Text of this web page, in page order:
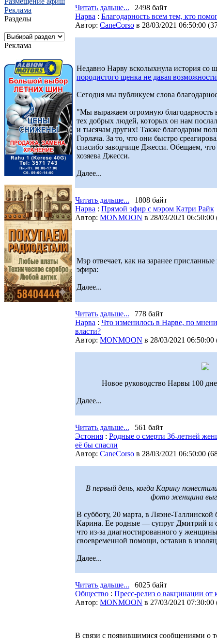
Реклама
Разделы
Реклама
Читать дальше... | 2498 байт
Нарва : Благодарность всем тем, кто
Автор: CaneCorso в 28/03/2021 06:50:00 (
Недавно Нарву всколыхнула история со
породистого щенка не давая
Сегодня мы публикуем слова
"Мы выражаем огромную благодарность
тех добрых людей, которых он нам
и тысячам других! Также благодарим
Горлача. За то, что они быстро
спасибо заводчице Джесси. Обещаем,
хозяева Джесси.
Далее...
Читать дальше... | 1808 байт
Нарва : Прямой эфир с мэром Катри Райк
Автор: MONMOON в 28/03/2021 06:50:00
Мэр отвечает, как на заранее
эфира:
Далее...
Читать дальше... | 778 байт
Нарва : Что изменилось в Нарве, по
власти?
Автор: MONMOON в 28/03/2021 06:50:00
Новое руководство Нарвы 100
Далее...
Читать дальше... | 561 байт
Эстония : Родные о смерти 36-летней
её бы спасли
Автор: CaneCorso в 28/03/2021 06:50:00 (
В первый день, когда Карину
фото женщина
В субботу, 20 марта, в Ляэне-Таллинской
Карина. Ее родные — супруг Дмитрий и
что из-за диагностированного у
своевременной помощи, оставив в
Далее...
Читать дальше... | 6025 байт
Общество : Пресс-релиз о вакцинации от
Автор: MONMOON в 27/03/2021 07:30:00
В связи с появившимися сообщениями о